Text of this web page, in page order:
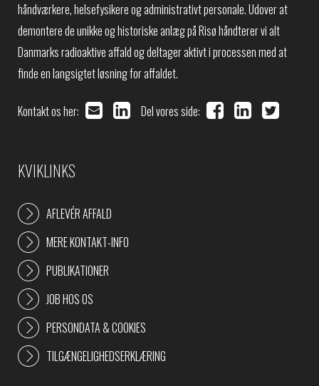
håndværkere, helsefysikere og administrativt personale. Udover at
demontere de unikke og historiske anlæg på Risø håndterer vi alt
Danmarks radioaktive affald og deltager aktivt i processen med at
finde en langsigtet løsning for affaldet.
Kontakt os her: Del vores side:
KVIKLINKS
AFLEVÉR AFFALD
MERE KONTAKT-INFO
PUBLIKATIONER
JOB HOS OS
PERSONDATA & COOKIES
TILGÆNGELIGHEDSERKLÆRING